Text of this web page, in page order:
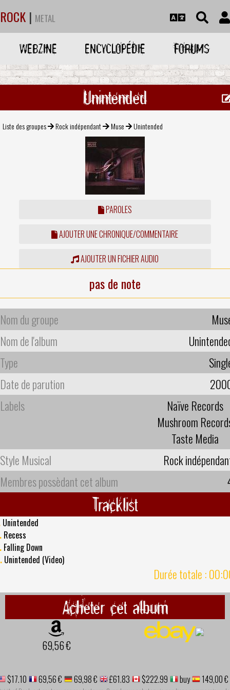
ROCK | METAL
WEBZINE ENCYCLOPÉDIE FORUMS
Unintended
Liste des groupes Rock indépendant Muse Unintended
PAROLES
AJOUTER UNE CHRONIQUE/COMMENTAIRE
AJOUTER UN FICHIER AUDIO
pas de note
Nom du groupe
Nom de l'album
Type
Date de parution
Labels
Naïve Records
Mushroom
Taste Media
Style Musical
Rock
Membres possèdant cet album
Tracklist
Unintended
Recess
Falling Down
Unintended (Video)
Durée totale :
Acheter cet album
69,56 €
$17.10 69,56 € 69,98 € £61.83 $222.99 buy 149,00 €